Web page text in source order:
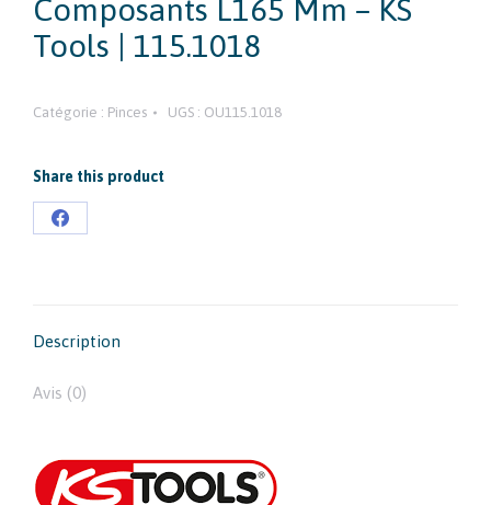
Composants L165 Mm – KS
Tools | 115.1018
Catégorie : Pinces UGS : OU115.1018
Share this product
Partager
Description
Avis (0)